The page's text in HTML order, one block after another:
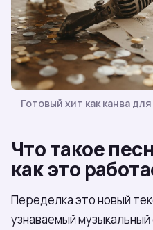
Готовый хит как канва
Что такое
как это
Переделка это новый
узнаваемый